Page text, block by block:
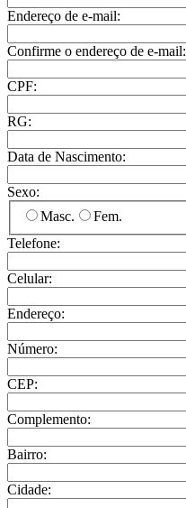
Endereço de e-mail:
Confirme o endereço de e-mail:
CPF:
RG:
Data de Nascimento:
Sexo:
Masc.
Fem.
Telefone:
Celular:
Endereço:
Número:
CEP:
Complemento:
Bairro:
Cidade: